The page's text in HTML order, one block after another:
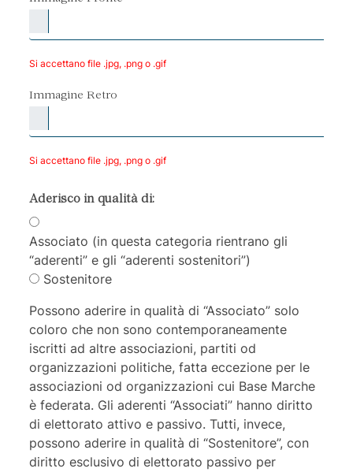
Si accettano file .jpg, .png o .gif
Immagine Retro
Si accettano file .jpg, .png o .gif
Aderisco in qualità di:
Associato (in questa categoria rientrano gli
“aderenti” e gli “aderenti sostenitori”)
Sostenitore
Possono aderire in qualità di “Associato” solo
coloro che non sono contemporaneamente
iscritti ad altre associazioni, partiti od
organizzazioni politiche, fatta eccezione per le
associazioni od organizzazioni cui Base Marche
è federata. Gli aderenti “Associati” hanno diritto
di elettorato attivo e passivo. Tutti, invece,
possono aderire in qualità di “Sostenitore”, con
diritto esclusivo di elettorato passivo per